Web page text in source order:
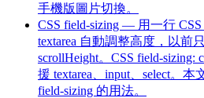
手機版圖片切換。
CSS field-sizing — 用一行
textarea 自動調整高度，以前
scrollHeight。CSS field-sizing:
援 textarea、input、select。
field-sizing 的用法。